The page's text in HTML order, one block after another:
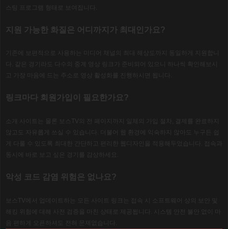
스팅 프로그램 형태로 보여집니다
지원 가능한 화질은 어디까지가 최대인가요?
기존에 보편적으로 사용하는 미디어 채널의 최대 해상도까지 동일하게 지원합니
같은 경기라도 다수의 중계 영상 링크가 준비되어 있으니 하나씩 확인해보시
고 가장 마음에 드는 주소로 영상 활성화를 진행하시면 됩니다
링크마다 회원가입이 필요한가요?
소개 사이트는 물론 보스 TV 의 전 페이지까지 일체의 가입 절차
결제를 완료하지
않고도 자유롭게 쓰실 수 있습니다
더불어 웹 환경에 익숙하지 않아도 누구든 쉽
게 다룰 수 있도록 최대한 간단하고 편리한 웹디자인을 적용해두었습니다
접속과
동시에 바로 보고 싶은 경기를 감상하세요
악성 코드 감염 위험은 없나요?
보스TV 에서 업데이트하는 모든 사이트 링크는 접속 시 소프트웨어 상의 보안 및
해킹 위험에 대해 사전 검증을 마친 상태로 제공됩니다
시스템 안전 불안 없이 마
음 편하게 오픈하셔도 전혀 문제없습니다